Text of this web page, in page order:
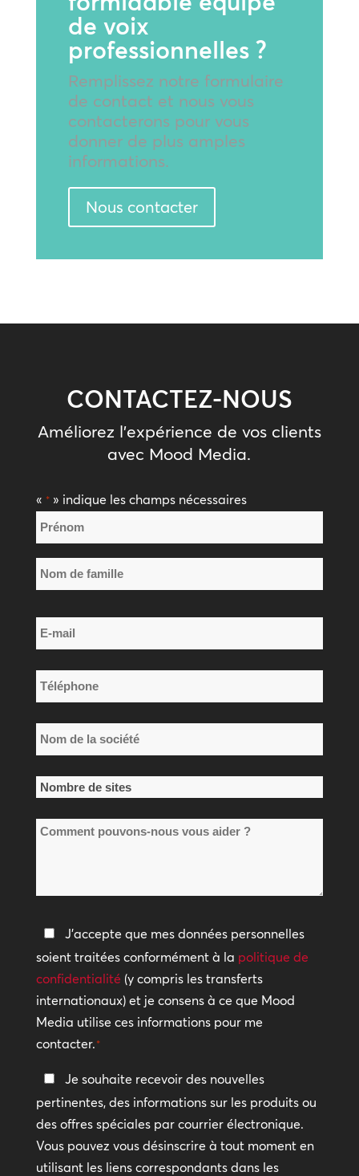
de voix
professionnelles ?
Remplissez notre formulaire
de contact et nous vous
contacterons pour vous
donner de plus amples
informations.
Nous contacter
CONTACTEZ-NOUS
Améliorez l'expérience de vos clients
avec Mood Media.
« *» indique les champs nécessaires
Nom
*
Prénom
de
E-
mail
*
Téléphone
*
Nom
de
la
société
*
Nombre
sites
Comment
vous
Politique
de
confidentialité
*
J'accepte que mes données personnelles
soient traitées conformément à la politique de
confidentialité (y compris les transferts
internationaux) et je consens à ce que Mood
Media utilise ces informations pour me
contacter.*
Restez
en
contact
Je souhaite recevoir des nouvelles
pertinentes, des informations sur les produits ou
des offres spéciales par courrier électronique.
Vous pouvez vous désinscrire à tout moment en
utilisant les liens correspondants dans les